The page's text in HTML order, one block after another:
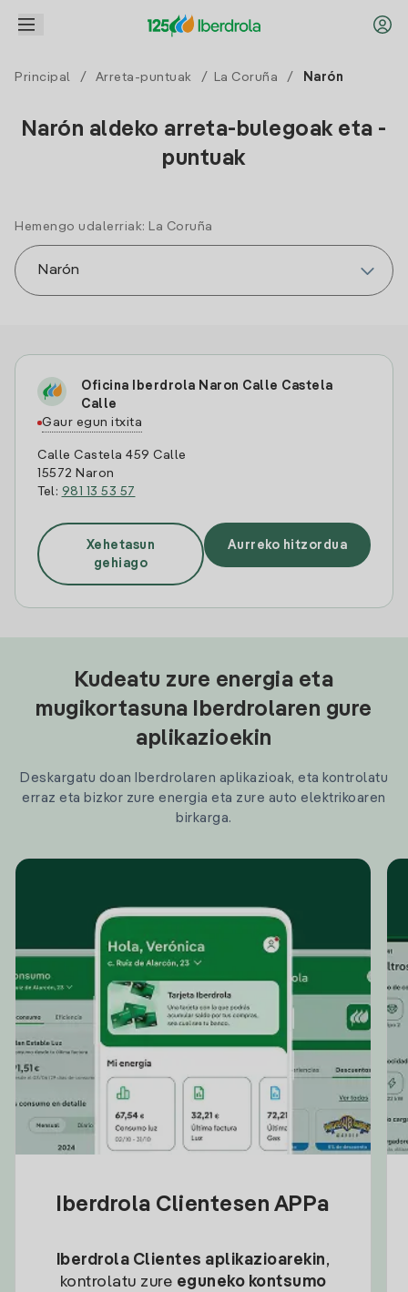
Principal / Arreta-puntuak / La Coruña / Narón
Narón aldeko arreta-bulegoak eta -
puntuak
Hemengo udalerriak: La Coruña
Oficina Iberdrola Naron Calle Castela
Calle
Gaur egun itxita
Calle Castela 459 Calle
15572 Naron
Tel: 981 13 53 57
Xehetasun
gehiago
Aurreko hitzordua
Kudeatu zure energia eta
mugikortasuna Iberdrolaren gure
aplikazioekin
Deskargatu doan Iberdrolaren aplikazioak, eta kontrolatu
erraz eta bizkor zure energia eta zure auto elektrikoaren
birkarga.
Iberdrola Clientesen APPa
Iberdrola Clientes aplikazioarekin,
kontrolatu zure eguneko kontsumo